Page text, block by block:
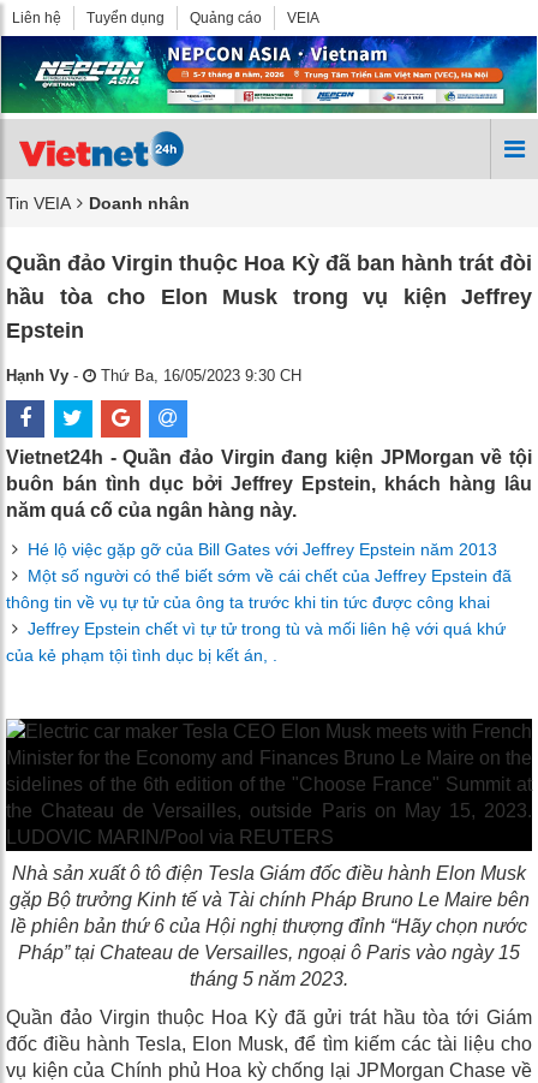
Liên hệ Tuyển dụng Quảng cáo VEIA
Tin VEIA Doanh nhân
Quần đảo Virgin thuộc Hoa Kỳ đã ban hành trát đòi
hầu tòa cho Elon Musk trong vụ kiện Jeffrey
Epstein
Hạnh Vy - Thứ Ba, 16/05/2023 9:30 CH
Vietnet24h - Quần đảo Virgin đang kiện JPMorgan về tội
buôn bán tình dục bởi Jeffrey Epstein, khách hàng lâu
năm quá cố của ngân hàng này.
Hé lộ việc gặp gỡ của Bill Gates với Jeffrey Epstein năm 2013
Một số người có thể biết sớm về cái chết của Jeffrey Epstein đã
thông tin về vụ tự tử của ông ta trước khi tin tức được công khai
Jeffrey Epstein chết vì tự tử trong tù và mối liên hệ với quá khứ
của kẻ phạm tội tình dục bị kết án, .
Nhà sản xuất ô tô điện Tesla Giám đốc điều hành Elon Musk
gặp Bộ trưởng Kinh tế và Tài chính Pháp Bruno Le Maire bên
lề phiên bản thứ 6 của Hội nghị thượng đỉnh “Hãy chọn nước
Pháp” tại Chateau de Versailles, ngoại ô Paris vào ngày 15
tháng 5 năm 2023.
Quần đảo Virgin thuộc Hoa Kỳ đã gửi trát hầu tòa tới Giám
đốc điều hành Tesla, Elon Musk, để tìm kiếm các tài liệu cho
vụ kiện của Chính phủ Hoa kỳ chống lại JPMorgan Chase về